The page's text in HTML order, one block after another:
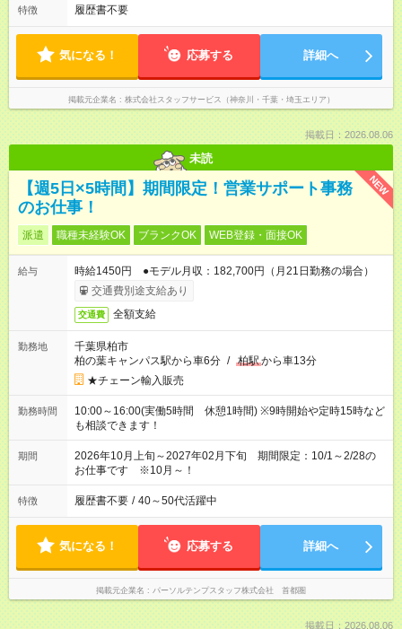
特徴 履歴書不要
気になる！ 応募する 詳細へ
掲載元企業名 株式会社スタッフサービス（神奈川・千葉・埼玉エリア）
掲載日：2026.08.06
未読
NEW
【週5日×5時間】期間限定！営業サポート事務
のお仕事！
派遣 職種未経験OK ブランクOK WEB登録・面接OK
給与
時給1450円 ●モデル月収：182,700円（月21日勤務の場合）
交通費別途支給あり
交通費 全額支給
勤務地
千葉県柏市
柏の葉キャンパス駅から車6分 / 柏駅から車13分
★チェーン輸入販売
勤務時間
10:00～16:00(実働5時間 休憩1時間) ※9時開始や定時15時など
も相談できます！
期間
2026年10月上旬～2027年02月下旬 期間限定：10/1～2/28の
お仕事です ※10月～！
特徴 履歴書不要 / 40～50代活躍中
気になる！ 応募する 詳細へ
掲載元企業名 パーソルテンプスタッフ株式会社 首都圏
掲載日：2026.08.06